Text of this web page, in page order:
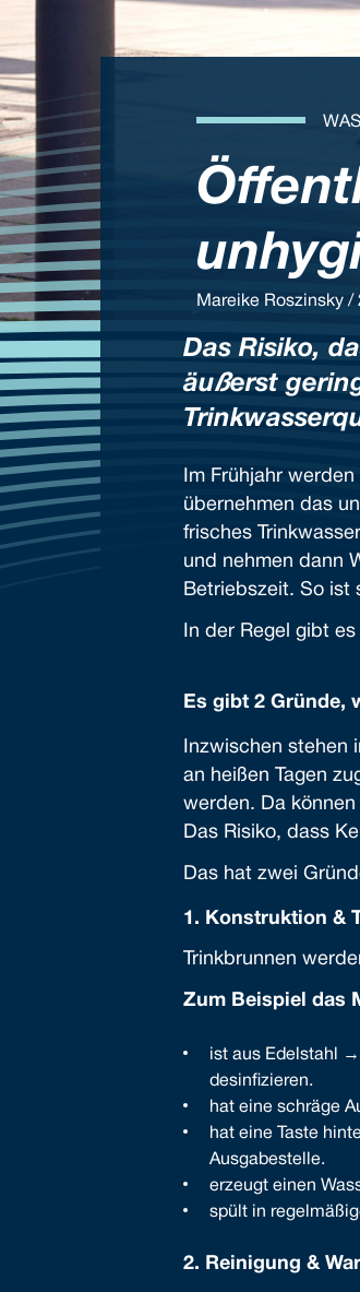
Mareike Roszinsky /
Das Risiko,
äußerst
Im Frühjahr
übernehmen das
frisches
und nehmen dann
Betriebszeit. So ist
In der Regel gibt
Es gibt 2 Gründe,
Inzwischen stehen
an heißen Tagen
werden. Da
Das Risiko, dass
Das hat zwei
1. Konstruktion &
Trinkbrunnen
Zum Beispiel das
ist aus Edelstahl
desinfizieren.
hat eine schräge
hat eine Taste
Ausgabestelle.
erzeugt einen
spült in
2. Reinigung &